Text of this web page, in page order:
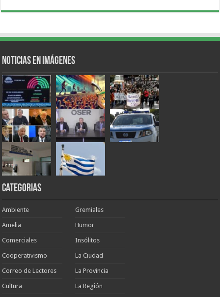
Noticias en Imágenes
Categorias
Ambiente
Amelia
Comerciales
Cooperativismo
Correo de Lectores
Cultura
Gremiales
Humor
Insólitos
La Ciudad
La Provincia
La Región